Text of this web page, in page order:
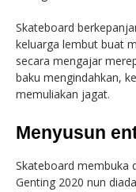
Skateboard
keluarga lembut buat
secara mengajar
baku mengindahkan,
memuliakan jagat.
Menyusun
Skateboard membuka
Genting 2020 nun